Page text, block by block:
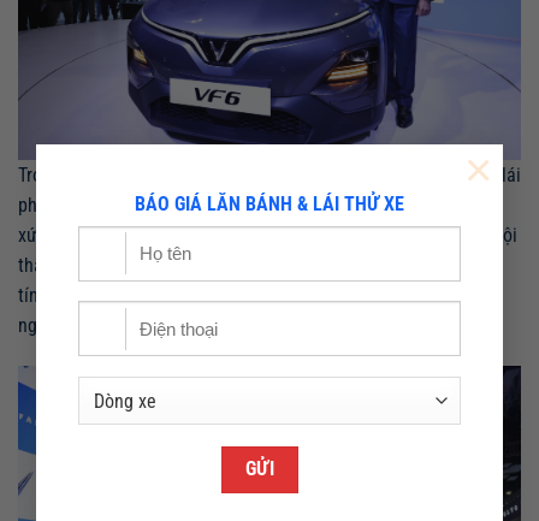
BÁO GIÁ LĂN BÁNH & LÁI THỬ XE
×
Tron
7 mang lại trải nghiệm lái
phấn khích với động cơ mạnh mẽ. Với triết lý “Vũ trụ phi đối
xứng”, VF 7 sở hữu vẻ
cá tính và mạnh mẽ. Thiết kế nội
thất tập trung vào người lái
tính năng công nghệ thông minh, kiến tạo không gian trải
nghiệm phóng khoángvà thú vị.